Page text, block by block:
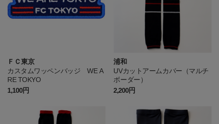
ＦＣ東京
カスタムワッペンバッジ WE A
RE TOKYO
1,100円
浦和
UVカットアームカバー（マルチ
ボーダー）
2,200円